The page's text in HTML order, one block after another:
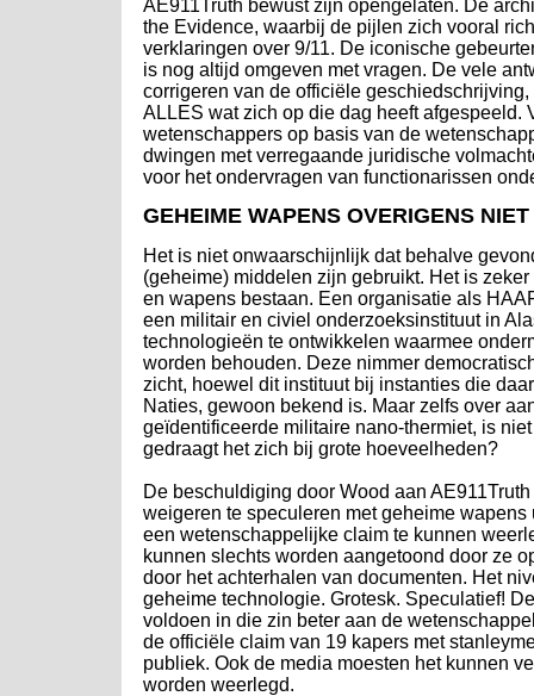
AE911Truth bewust zijn opengelaten. De
the Evidence, waarbij de pijlen zich vooral
verklaringen over 9/11. De iconische
is nog altijd omgeven met vragen. De vele
corrigeren van de officiële
ALLES wat zich op die dag heeft afgespeeld.
wetenschappers op basis van de
dwingen met verregaande juridische
voor het ondervragen van functionarissen
GEHEIME WAPENS OVERIGENS
Het is niet onwaarschijnlijk dat behalve
(geheime) middelen zijn gebruikt. Het is
en wapens bestaan. Een organisatie als
een militair en civiel onderzoeksinstituut in
technologieën te ontwikkelen waarmee
worden behouden. Deze nimmer
zicht, hoewel dit instituut bij instanties die
Naties, gewoon bekend is. Maar zelfs over
geïdentificeerde militaire nano-thermiet, is
gedraagt het zich bij grote hoeveelheden?
De beschuldiging door Wood aan
weigeren te speculeren met geheime
een wetenschappelijke claim te kunnen
kunnen slechts worden aangetoond door ze
door het achterhalen van documenten. Het
geheime technologie. Grotesk. Speculatief!
voldoen in die zin beter aan de
de officiële claim van 19 kapers met
publiek. Ook de media moesten het kunnen
worden weerlegd.